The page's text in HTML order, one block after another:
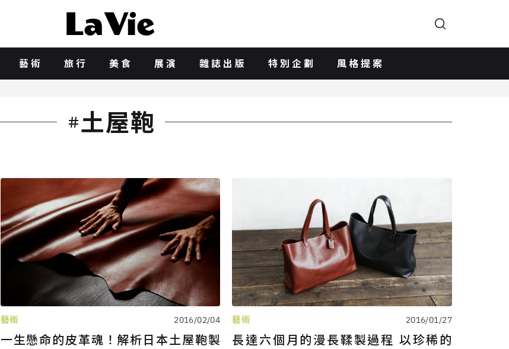
藝術 旅行 美食 展演 雜誌出版 特別企劃 風格提案
土屋鞄
藝術 2016/02/04
一生懸命的皮革魂！解析日本土屋鞄製
藝術 2016/01/27
長達六個月的漫長鞣製過程 以珍稀的